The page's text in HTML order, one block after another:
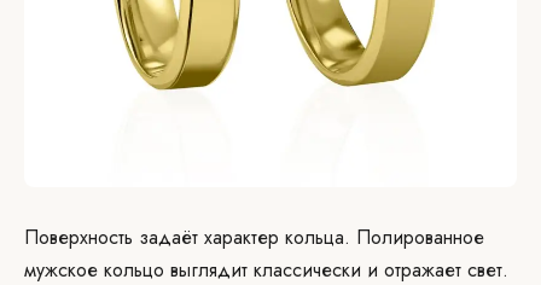
Поверхность задаёт характер кольца. Полированное
мужское кольцо выглядит классически и отражает свет.